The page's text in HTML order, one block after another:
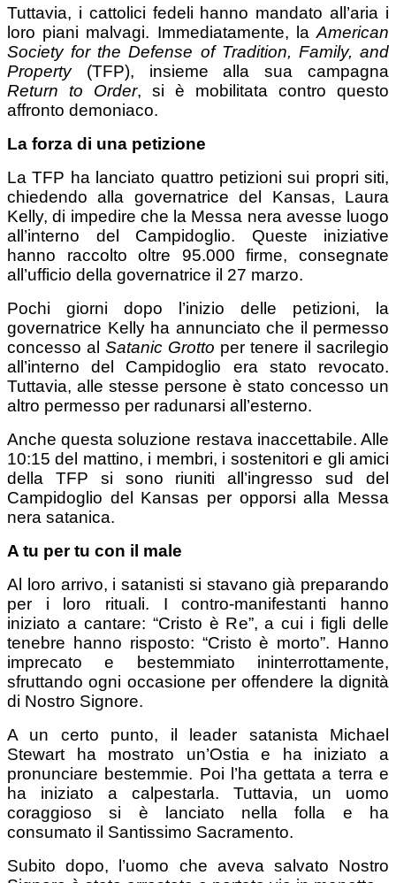
Tuttavia, i cattolici fedeli hanno mandato all’aria i
loro piani malvagi. Immediatamente, la American
Society for the Defense of Tradition, Family, and
Property(TFP), insieme alla sua campagna
Return to Order, si è mobilitata contro questo
affronto demoniaco.
La forza di una petizione
La TFP ha lanciato quattro petizioni sui propri siti,
chiedendo alla governatrice del Kansas, Laura
Kelly, di impedire che la Messa nera avesse luogo
all’interno del Campidoglio. Queste iniziative
hanno raccolto oltre 95.000 firme, consegnate
all’ufficio della governatrice il 27 marzo.
Pochi giorni dopo l’inizio delle petizioni, la
governatrice Kelly ha annunciato che il permesso
concesso al Satanic Grotto per tenere il sacrilegio
all’interno del Campidoglio era stato revocato.
Tuttavia, alle stesse persone è stato concesso un
altro permesso per radunarsi all’esterno.
Anche questa soluzione restava inaccettabile. Alle
10:15 del mattino, i membri, i sostenitori e gli amici
della TFP si sono riuniti all’ingresso sud del
Campidoglio del Kansas per opporsi alla Messa
nera satanica.
A tu per tu con il male
Al loro arrivo, i satanisti si stavano già preparando
per i loro rituali. I contro-manifestanti hanno
iniziato a cantare: “Cristo è Re”, a cui i figli delle
tenebre hanno risposto: “Cristo è morto”. Hanno
imprecato e bestemmiato ininterrottamente,
sfruttando ogni occasione per offendere la dignità
di Nostro Signore.
A un certo punto, il leader satanista Michael
Stewart ha mostrato un’Ostia e ha iniziato a
pronunciare bestemmie. Poi l’ha gettata a terra e
ha iniziato a calpestarla. Tuttavia, un uomo
coraggioso si è lanciato nella folla e ha
consumato il Santissimo Sacramento.
Subito dopo, l’uomo che aveva salvato Nostro